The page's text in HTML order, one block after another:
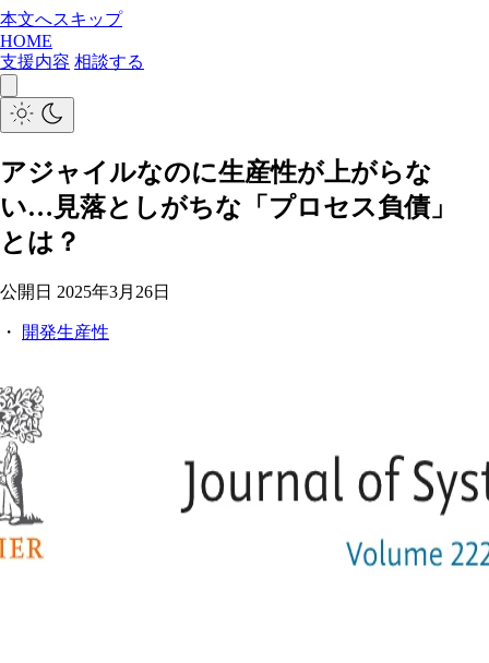
本文へスキップ
HOME
支援内容 相談する
アジャイルなのに生産性が上がらな
い…見落としがちな「プロセス負債」
とは？
公開日 2025年3月26日
・ 開発生産性